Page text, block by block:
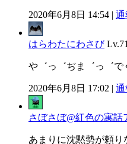
2020年6月8日 14:54 | 通
はらわたにわさび Lv.71
や゛っ゛ぢま゛っ゛で
2020年6月8日 17:02 | 通
さぼさぼ@紅色の寓話
あまりに沈黙勢が頼